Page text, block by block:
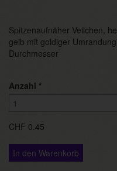
Spitzenaufnäher Veilchen,
gelb mit goldiger
Durchmesser
Anzahl *
CHF 0.45
In den Warenkorb